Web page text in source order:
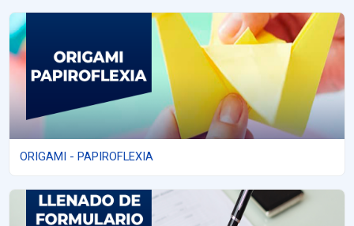
ORIGAMI - PAPIROFLEXIA
ORIGAMI - PAPIROFLEXIA
LLENADO DE FORMULARIO DE CÁLCULO TRIBUTARIO